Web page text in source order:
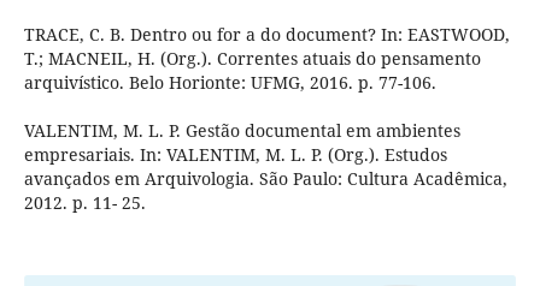
TRACE, C. B. Dentro ou for a do document? In: EASTWOOD,
T.; MACNEIL, H. (Org.). Correntes atuais do pensamento
arquivístico. Belo Horionte: UFMG, 2016. p. 77-106.
VALENTIM, M. L. P. Gestão documental em ambientes
empresariais. In: VALENTIM, M. L. P. (Org.). Estudos
avançados em Arquivologia. São Paulo: Cultura Acadêmica,
2012. p. 11- 25.